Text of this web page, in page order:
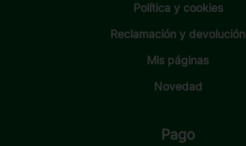
Política y cookies
Reclamación y devolución
Mis páginas
Novedad
Pago